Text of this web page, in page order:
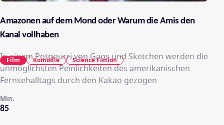
Amazonen auf dem Mond oder Warum die Amis den
Kanal vollhaben
In einem Potpourri von Gags und Sketchen werden die
unmöglichsten Peinlichkeiten des amerikanischen
Fernsehalltags durch den Kakao gezogen
85
Min.
Film Komödie Science Fiction